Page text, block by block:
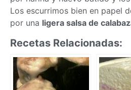
Los escurrimos bien en papel
por una ligera salsa de
Recetas Relacionadas: